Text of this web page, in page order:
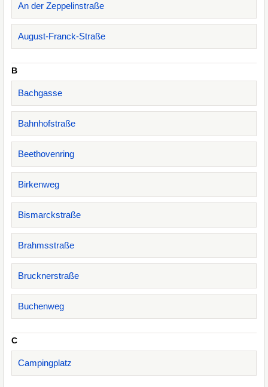
An der Zeppelinstraße
August-Franck-Straße
B
Bachgasse
Bahnhofstraße
Beethovenring
Birkenweg
Bismarckstraße
Brahmsstraße
Brucknerstraße
Buchenweg
C
Campingplatz